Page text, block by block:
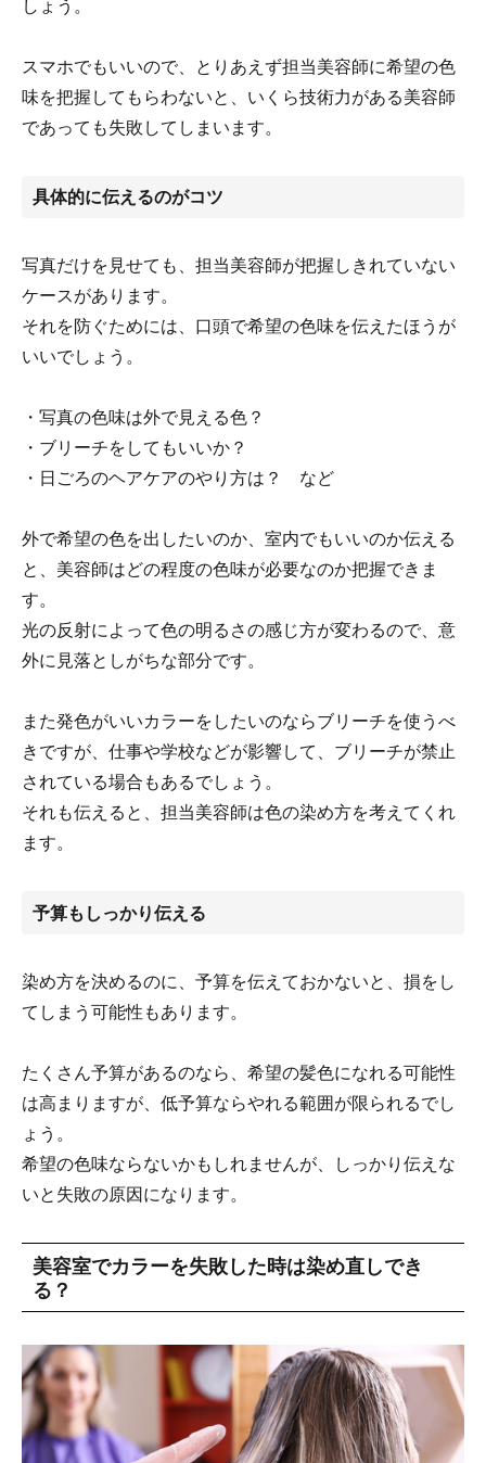
しょう。
スマホでもいいので、とりあえず担当美容師に希望の色
味を把握してもらわないと、いくら技術力がある美容師
であっても失敗してしまいます。
具体的に伝えるのがコツ
写真だけを見せても、担当美容師が把握しきれていない
ケースがあります。
それを防ぐためには、口頭で希望の色味を伝えたほうが
いいでしょう。
・写真の色味は外で見える色？
・ブリーチをしてもいいか？
・日ごろのヘアケアのやり方は？ など
外で希望の色を出したいのか、室内でもいいのか伝える
と、美容師はどの程度の色味が必要なのか把握できま
す。
光の反射によって色の明るさの感じ方が変わるので、意
外に見落としがちな部分です。
また発色がいいカラーをしたいのならブリーチを使うべ
きですが、仕事や学校などが影響して、ブリーチが禁止
されている場合もあるでしょう。
それも伝えると、担当美容師は色の染め方を考えてくれ
ます。
予算もしっかり伝える
染め方を決めるのに、予算を伝えておかないと、損をし
てしまう可能性もあります。
たくさん予算があるのなら、希望の髪色になれる可能性
は高まりますが、低予算ならやれる範囲が限られるでし
ょう。
希望の色味ならないかもしれませんが、しっかり伝えな
いと失敗の原因になります。
美容室でカラーを失敗した時は染め直しでき
る？